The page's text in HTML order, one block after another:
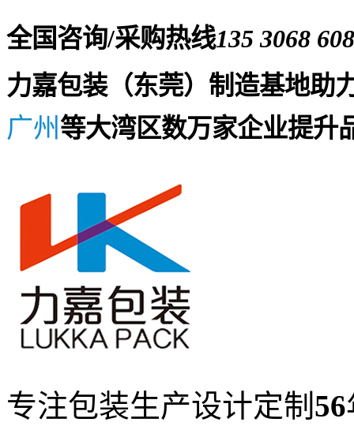
全国咨询/采购热线135 3068
力嘉包装（东莞）制造基地助
广州等大湾区数万家企业提升
专注包装生产设计定制 56